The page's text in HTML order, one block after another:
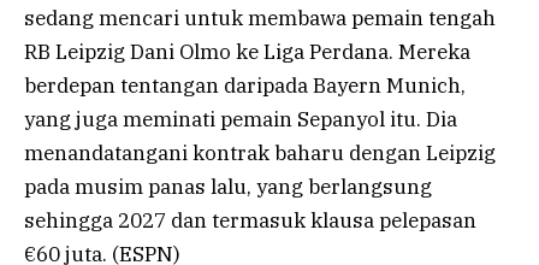
sedang mencari untuk membawa pemain tengah
RB Leipzig Dani Olmo ke Liga Perdana. Mereka
berdepan tentangan daripada Bayern Munich,
yang juga meminati pemain Sepanyol itu. Dia
menandatangani kontrak baharu dengan Leipzig
pada musim panas lalu, yang berlangsung
sehingga 2027 dan termasuk klausa pelepasan
€60 juta. (ESPN)